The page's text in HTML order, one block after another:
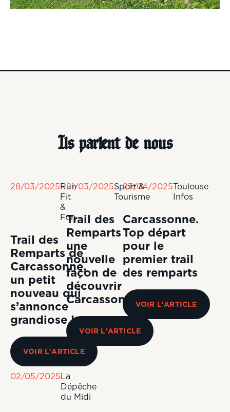
Ils parlent de nous
28/03/2025Run
Fit
&
Fun
Trail des
Remparts de
Carcassonne,
un petit
nouveau qui
s’annonce
grandiose !
VOIR L'ARTICLE
21/03/2025Sport &
Tourisme
Trail des
Remparts :
une
nouvelle
façon de
découvrir
Carcassonne
VOIR L'ARTICLE
23/04/2025Toulouse
Infos
Carcassonne.
Top départ
pour le
premier trail
des remparts
VOIR L'ARTICLE
02/05/2025La
Dépêche
du Midi